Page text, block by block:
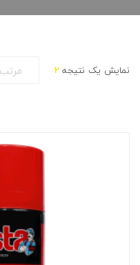
نمایش یک نتیجه2